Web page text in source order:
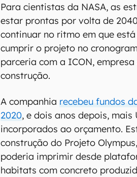
Para cientistas da NASA, as
estar prontas por volta de
continuar no ritmo em que
cumprir o projeto no
parceria com a ICON,
construção.
A companhia recebeu fundos
2020, e dois anos depois,
incorporados ao orçamento.
construção do Projeto
poderia imprimir desde
habitats com concreto